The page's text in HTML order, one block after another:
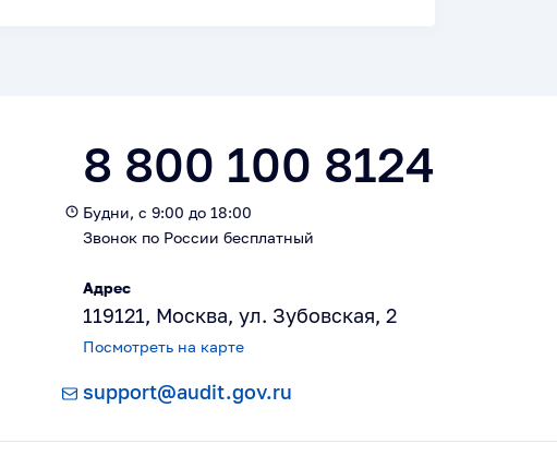
8 800 100 8124
Будни, с 9:00 до 18:00
Звонок по России бесплатный
Адрес
119121, Москва, ул. Зубовская, 2
Посмотреть на карте
support@audit.gov.ru